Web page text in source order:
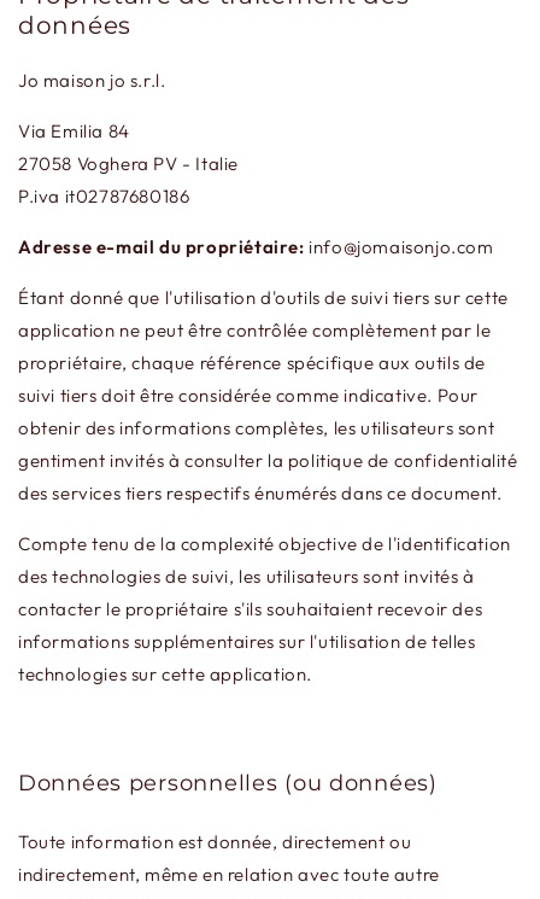
données
Jo maison jo s.r.l.
Via Emilia 84
27058 Voghera PV - Italie
P.iva it02787680186
Adresse e-mail du propriétaire: info@jomaisonjo.com
Étant donné que l'utilisation d'outils de suivi tiers sur cette
application ne peut être contrôlée complètement par le
propriétaire, chaque référence spécifique aux outils de
suivi tiers doit être considérée comme indicative. Pour
obtenir des informations complètes, les utilisateurs sont
gentiment invités à consulter la politique de confidentialité
des services tiers respectifs énumérés dans ce document.
Compte tenu de la complexité objective de l'identification
des technologies de suivi, les utilisateurs sont invités à
contacter le propriétaire s'ils souhaitaient recevoir des
informations supplémentaires sur l'utilisation de telles
technologies sur cette application.
Données personnelles (ou données)
Toute information est donnée, directement ou
indirectement, même en relation avec toute autre